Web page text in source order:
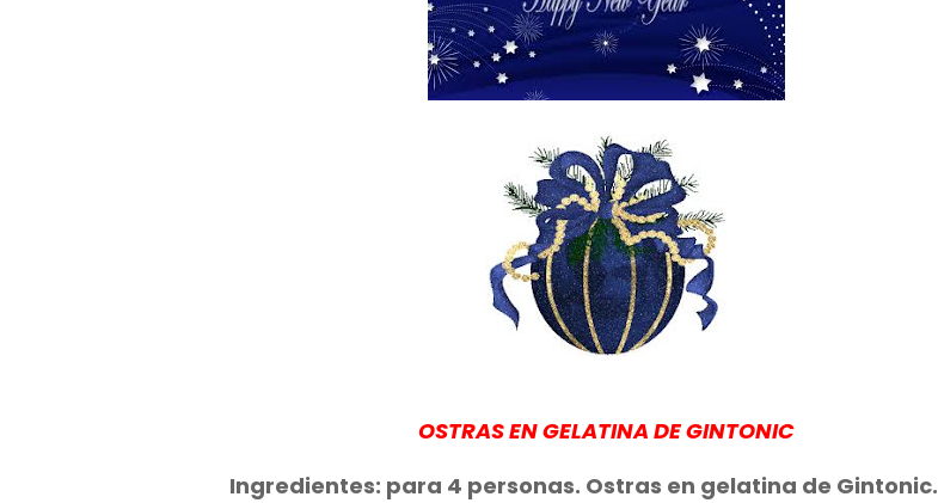
OSTRAS EN GELATINA DE GINTONIC
Ingredientes: para 4 personas. Ostras en gelatina de Gintonic.